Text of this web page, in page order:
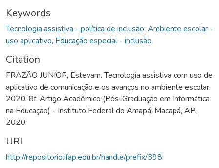
Keywords
Tecnologia assistiva - política de inclusão, Ambiente escolar -
uso aplicativo, Educação especial - inclusão
Citation
FRAZÃO JUNIOR, Estevam. Tecnologia assistiva com uso de
aplicativo de comunicação e os avanços no ambiente escolar.
2020. 8f. Artigo Acadêmico (Pós-Graduação em Informática
na Educação) - Instituto Federal do Amapá, Macapá, AP,
2020.
URI
http://repositorio.ifap.edu.br/handle/prefix/398